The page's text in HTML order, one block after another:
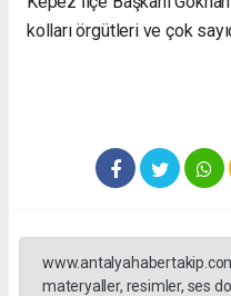
kolları örgütleri ve çok
materyaller, resimler, ses